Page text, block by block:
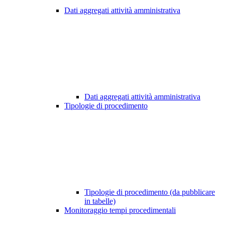
Dati aggregati attività amministrativa
Dati aggregati attività amministrativa
Tipologie di procedimento
Tipologie di procedimento (da pubblicare
in tabelle)
Monitoraggio tempi procedimentali